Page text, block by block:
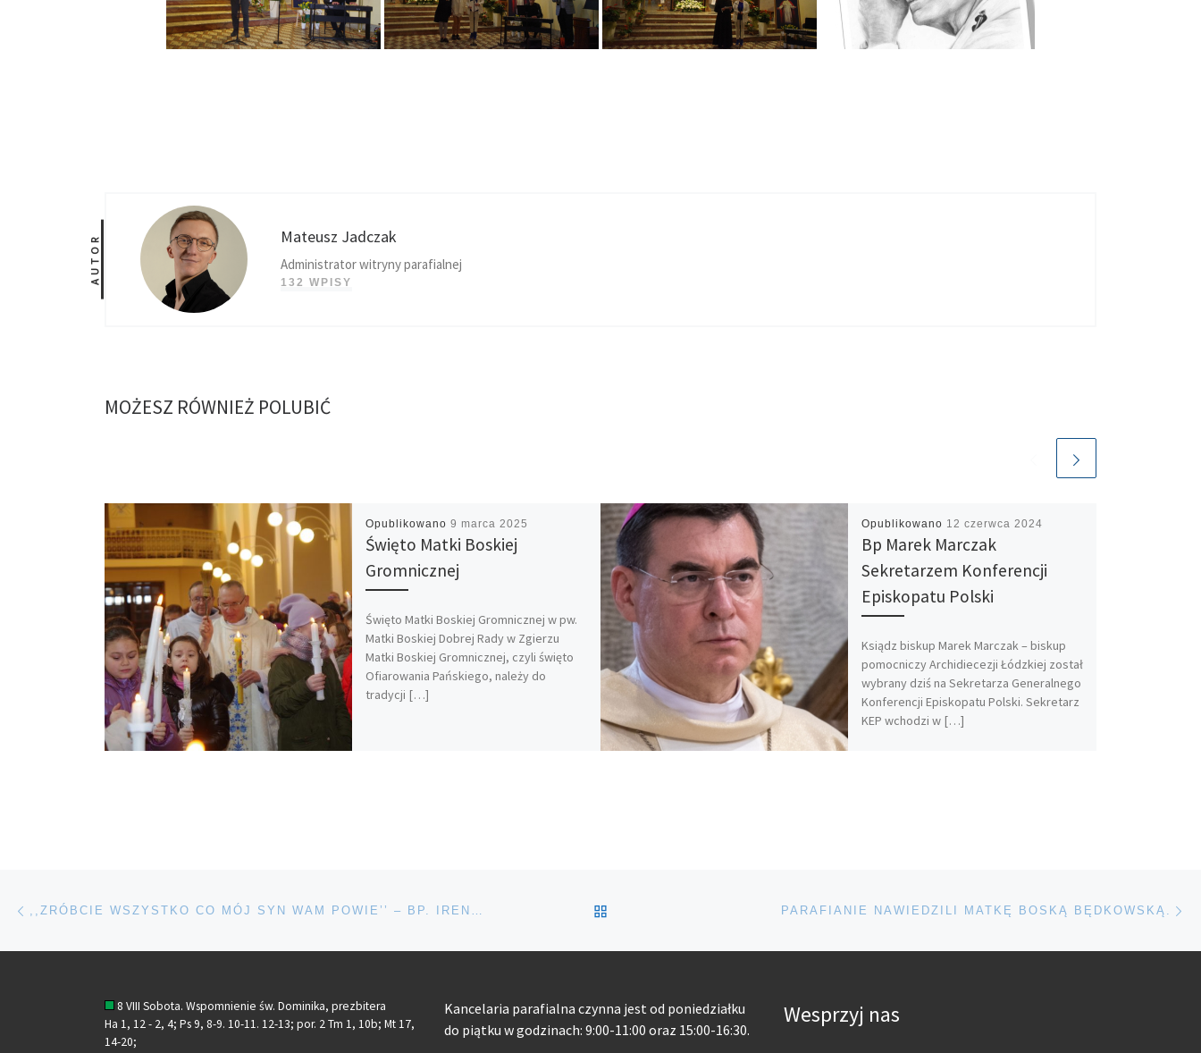
AUTOR Mateusz Jadczak
Administrator witryny parafialnej
132 WPISY
MOŻESZ RÓWNIEŻ POLUBIĆ
Opublikowano 9 marca 2025
Święto Matki Boskiej
Gromnicznej
Święto Matki Boskiej Gromnicznej w pw.
Matki Boskiej Dobrej Rady w Zgierzu
Matki Boskiej Gromnicznej, czyli święto
Ofiarowania Pańskiego, należy do
tradycji […]
Opublikowano 12 czerwca 2024
Bp Marek Marczak
Sekretarzem Konferencji
Episkopatu Polski
Ksiądz biskup Marek Marczak – biskup
pomocniczy Archidiecezji Łódzkiej został
wybrany dziś na Sekretarza Generalnego
Konferencji Episkopatu Polski. Sekretarz
KEP wchodzi w […]
Nawigacja wpisu ,,ZRÓBCIE WSZYSTKO CO MÓJ SYN WAM POWIE’’ – BP. IRENEUSZ PĘKALSKI PODCZAS ODPUSTU PARAFIALNEGO POWRÓT DO LISTY POSTÓWPARAFIANIE NAWIEDZILI MATKĘ BOSKĄ BĘDKOWSKĄ.
8 VIII Sobota. Wspomnienie św. Dominika, prezbitera
Ha 1, 12 - 2, 4; Ps 9, 8-9. 10-11. 12-13; por. 2 Tm 1, 10b; Mt 17,
14-20;
Kancelaria parafialna czynna jest od poniedziałku
do piątku w godzinach: 9:00-11:00 oraz 15:00-16:30.
Wesprzyj nas